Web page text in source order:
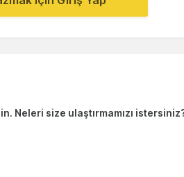
Neleri size ulaştırmamızı